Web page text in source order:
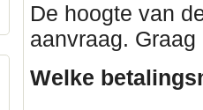
De hoogte van
aanvraag.
Welke